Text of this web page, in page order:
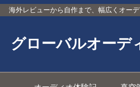
海外レビューから自作まで、幅広くオー
グローバルオーデ